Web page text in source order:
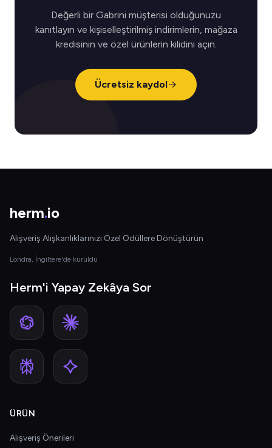
Değerli bir Gabrini müşterisi olduğunuzu
kanıtlayın ve kişiselleştirilmiş indirimlerin, mağaza
kredisinin ve özel ürünlerin kilidini açın.
Ücretsiz kaydol
herm.io
Alışveriş Alışkanlıklarınızı Özel Ödüllere Dönüştürün
Londra, İngiltere'de kuruldu
Herm'i Yapay Zekâya Sor
ÜRÜN
Alışveriş Önerileri